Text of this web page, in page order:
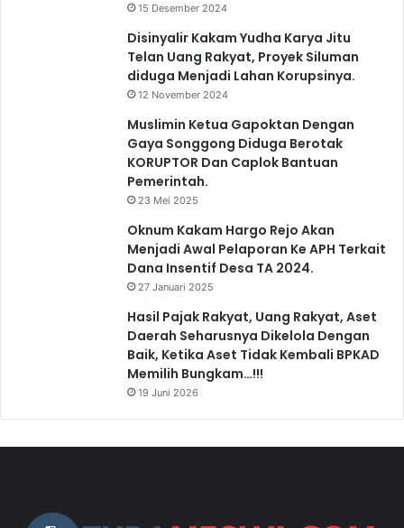
15 Desember 2024
Disinyalir Kakam Yudha Karya Jitu
Telan Uang Rakyat, Proyek Siluman
diduga Menjadi Lahan Korupsinya.
12 November 2024
Muslimin Ketua Gapoktan Dengan
Gaya Songgong Diduga Berotak
KORUPTOR Dan Caplok Bantuan
Pemerintah.
23 Mei 2025
Oknum Kakam Hargo Rejo Akan
Menjadi Awal Pelaporan Ke APH Terkait
Dana Insentif Desa TA 2024.
27 Januari 2025
Hasil Pajak Rakyat, Uang Rakyat, Aset
Daerah Seharusnya Dikelola Dengan
Baik, Ketika Aset Tidak Kembali BPKAD
Memilih Bungkam…!!!
19 Juni 2026